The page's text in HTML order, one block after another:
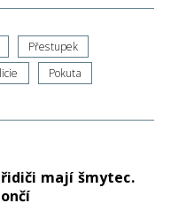
Přestupek
Pokuta
mají šmytec.